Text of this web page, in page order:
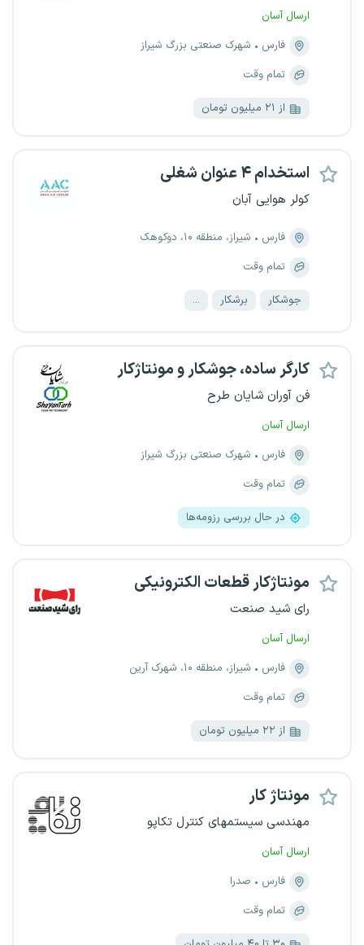
ارسال آسان
فارس
شهرک صنعتی بزرگ شیراز
تمام وقت
از ۲۱ میلیون تومان
استخدام ۴ عنوان شغلی
کولر هوایی آبان
فارس
شیراز، منطقه ۱۰، دوکوهک
تمام وقت
جوشکار برشکار ...
کارگر ساده، جوشکار و مونتاژکار
فن آوران شایان طرح
ارسال آسان
فارس
شهرک صنعتی بزرگ شیراز
تمام وقت
در حال بررسی رزومه‌ها
مونتاژکار قطعات الکترونیکی
رای شید صنعت
ارسال آسان
فارس
شیراز، منطقه ۱۰، شهرک آرین
تمام وقت
از ۲۲ میلیون تومان
مونتاژ کار
مهندسی سیستمهای کنترل تکاپو
ارسال آسان
فارس
صدرا
تمام وقت